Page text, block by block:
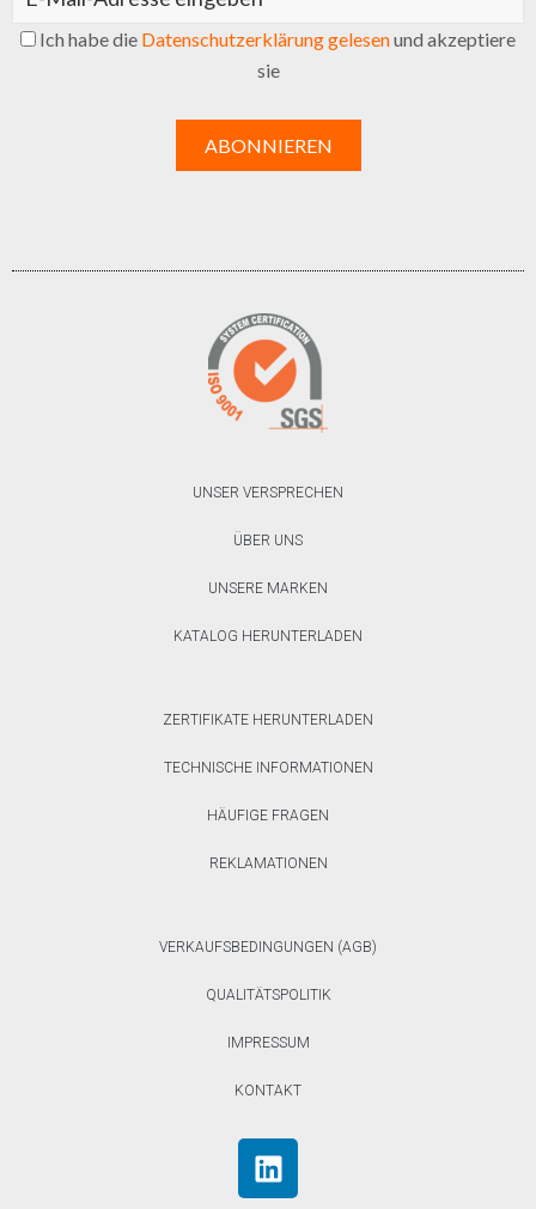
Ich habe die Datenschutzerklärung gelesenund akzeptiere
sie
UNSER VERSPRECHEN
ÜBER UNS
UNSERE MARKEN
KATALOG HERUNTERLADEN
ZERTIFIKATE HERUNTERLADEN
TECHNISCHE INFORMATIONEN
HÄUFIGE FRAGEN
REKLAMATIONEN
VERKAUFSBEDINGUNGEN (AGB)
QUALITÄTSPOLITIK
IMPRESSUM
KONTAKT